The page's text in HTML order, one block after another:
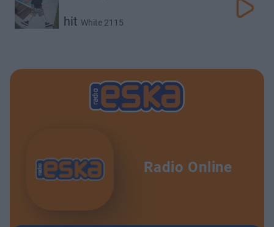
hit White 2115
Radio Online